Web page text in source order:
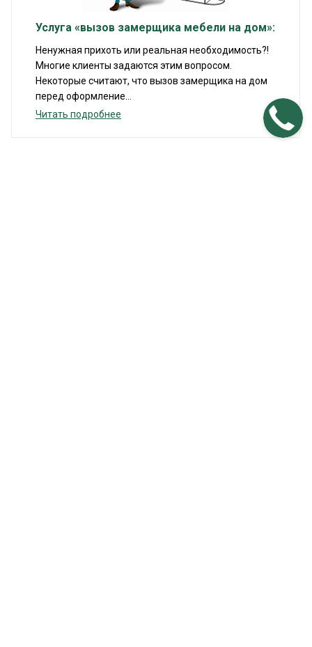
Услуга «вызов замерщика мебели на дом»:
Ненужная прихоть или реальная необходимость?!
Многие клиенты задаются этим вопросом.
Некоторые считают, что вызов замерщика на дом
перед оформление...
Читать подробнее